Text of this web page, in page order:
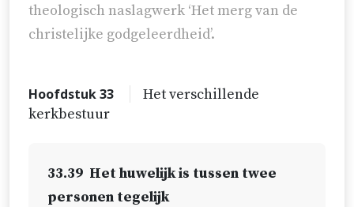
theologisch naslagwerk ‘Het merg van de
christelijke godgeleerdheid’.
Hoofdstuk 33
Het verschillende
kerkbestuur
33.39 Het huwelijk is tussen twee
personen tegelijk